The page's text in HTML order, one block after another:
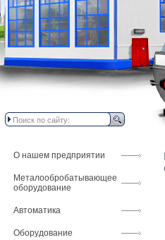
О нашем предприятии
Металообробатывающее
оборудование
Автоматика
Оборудование